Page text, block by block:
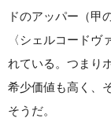
ドのアッパー（甲
〈シェルコードヴ
れている。つまり
希少価値も高く、
そうだ。